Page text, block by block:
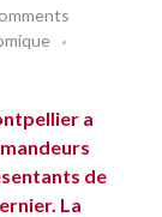
a
de
La